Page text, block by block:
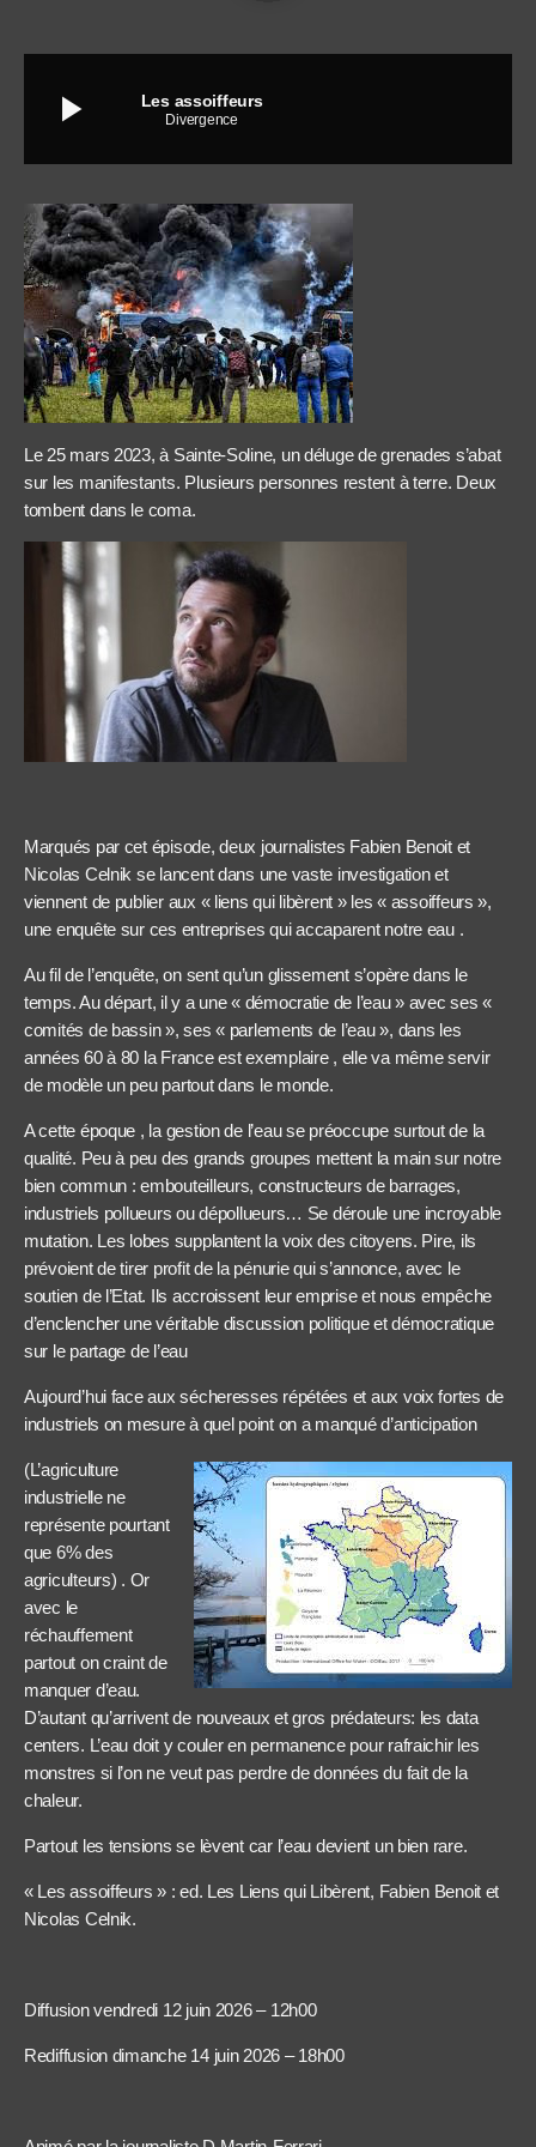
play_arrow Les assoiffeurs
Divergence
Le 25 mars 2023, à Sainte-Soline, un déluge de grenades s’abat
sur les manifestants. Plusieurs personnes restent à terre. Deux
tombent dans le coma.
Marqués par cet épisode, deux journalistes Fabien Benoit et
Nicolas Celnik se lancent dans une vaste investigation et
viennent de publier aux « liens qui libèrent » les « assoiffeurs »,
une enquête sur ces entreprises qui accaparent notre eau .
Au fil de l’enquête, on sent qu’un glissement s’opère dans le
temps. Au départ, il y a une « démocratie de l’eau » avec ses «
comités de bassin », ses « parlements de l’eau », dans les
années 60 à 80 la France est exemplaire , elle va même servir
de modèle un peu partout dans le monde.
A cette époque , la gestion de l’eau se préoccupe surtout de la
qualité. Peu à peu des grands groupes mettent la main sur notre
bien commun : embouteilleurs, constructeurs de barrages,
industriels pollueurs ou dépollueurs… Se déroule une incroyable
mutation. Les lobes supplantent la voix des citoyens. Pire, ils
prévoient de tirer profit de la pénurie qui s’annonce, avec le
soutien de l’Etat. Ils accroissent leur emprise et nous empêche
d’enclencher une véritable discussion politique et démocratique
sur le partage de l’eau
Aujourd’hui face aux sécheresses répétées et aux voix fortes de
industriels on mesure à quel point on a manqué d’anticipation
(L’agriculture
industrielle ne
représente pourtant
que 6% des
agriculteurs) . Or
avec le
réchauffement
partout on craint de
manquer d’eau.
D’autant qu’arrivent de nouveaux et gros prédateurs: les data
centers. L’eau doit y couler en permanence pour rafraichir les
monstres si l’on ne veut pas perdre de données du fait de la
chaleur.
Partout les tensions se lèvent car l’eau devient un bien rare.
« Les assoiffeurs » : ed. Les Liens qui Libèrent, Fabien Benoit et
Nicolas Celnik.
Diffusion vendredi 12 juin 2026 – 12h00
Rediffusion dimanche 14 juin 2026 – 18h00